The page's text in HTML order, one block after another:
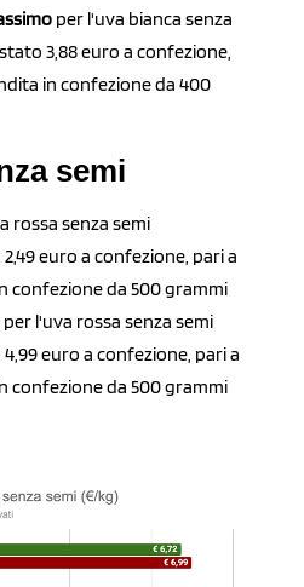
per l'uva bianca senza
3,88 euro a confezione,
in confezione da 400
semi
rossa senza semi
euro a confezione, pari a
confezione da 500 grammi
per l'uva rossa senza semi
euro a confezione, pari a
confezione da 500 grammi